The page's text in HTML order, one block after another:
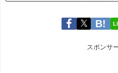
スポンサ